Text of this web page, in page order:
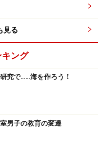
見る
キング
究で……海を作ろう！
男子の教育の変遷